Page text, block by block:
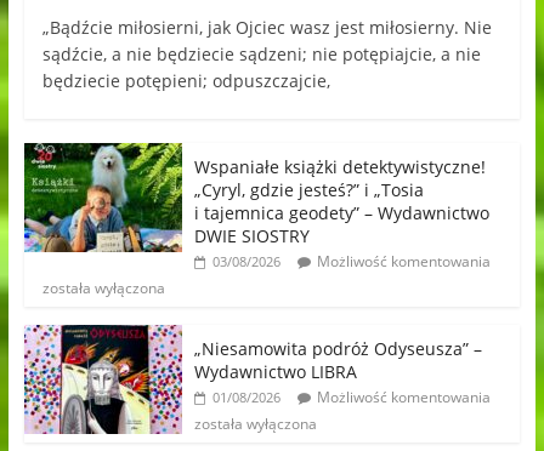
„Bądźcie miłosierni, jak Ojciec wasz jest miłosierny. Nie
sądźcie, a nie będziecie sądzeni; nie potępiajcie, a nie
będziecie potępieni; odpuszczajcie,
Wspaniałe książki detektywistyczne!
„Cyryl, gdzie jesteś?” i „Tosia
i tajemnica geodety” – Wydawnictwo
DWIE SIOSTRY
03/08/2026
Możliwość komentowania
została wyłączona
„Niesamowita podróż Odyseusza” –
Wydawnictwo LIBRA
01/08/2026
Możliwość komentowania
została wyłączona